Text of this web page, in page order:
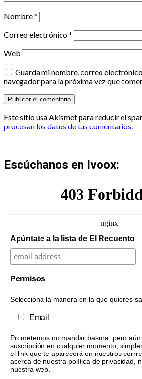
Nombre*
Correo electrónico*
Web
Guarda mi nombre, correo
navegador para la próxima vez que
Este sitio usa Akismet para reducir el
procesan los datos de tus comentarios.
Escúchanos en Ivoox:
Apúntate a la lista de El Recuento
Permisos
Selecciona la manera en la que quieres
Email
Prometemos no mandar basura, pero
suscripción en cualquier momento,
el link que te aparecerá en nuestros
acerca de nuestra política de privacidad,
nuestra web.